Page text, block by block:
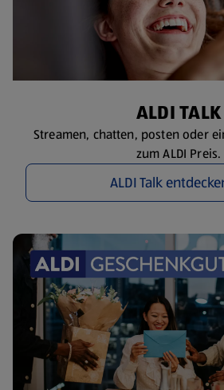
ALDI TALK
Streamen, chatten, posten oder
zum ALDI Preis.
ALDI Talk